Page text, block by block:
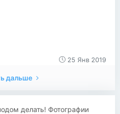
25 Янв 2019
дальше
делать! Фотографии